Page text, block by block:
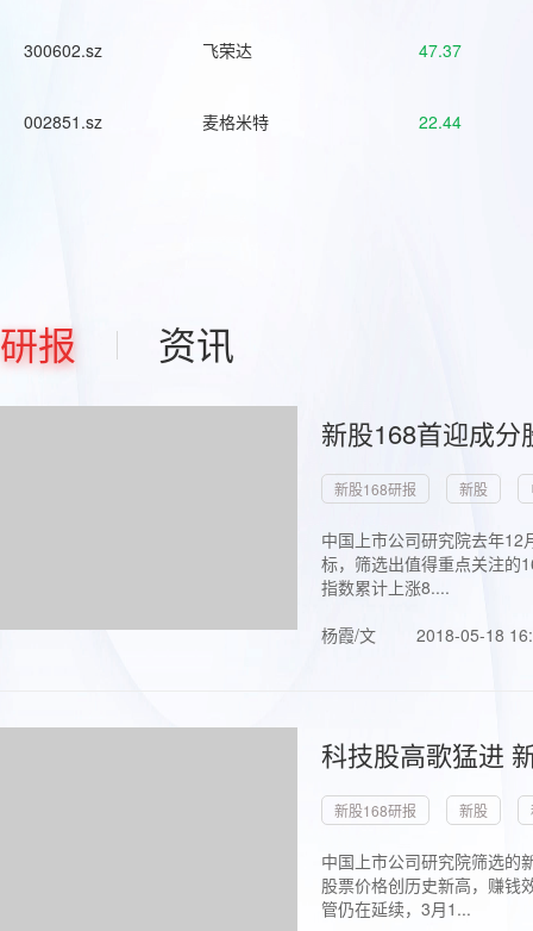
300602.sz 飞荣达 47.37
002851.sz 麦格米特 22.44
研报 资讯
新股168首迎成
新股168研报 新股
中国上市公司研究院去年
标，筛选出值得重点关注的
指数累计上涨8....
杨霞/文
2018-05-18
科技股高歌猛进
新股168研报 新股
中国上市公司研究院筛选的
股票价格创历史新高，赚钱
管仍在延续，3月1...